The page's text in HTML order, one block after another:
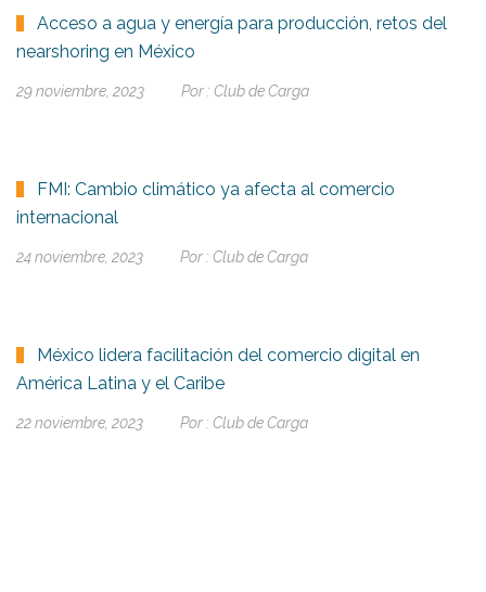
Acceso a agua y energía para producción, retos del
nearshoring en México
29 noviembre, 2023 Por : Club de Carga
FMI: Cambio climático ya afecta al comercio
internacional
24 noviembre, 2023 Por : Club de Carga
México lidera facilitación del comercio digital en
América Latina y el Caribe
22 noviembre, 2023 Por : Club de Carga